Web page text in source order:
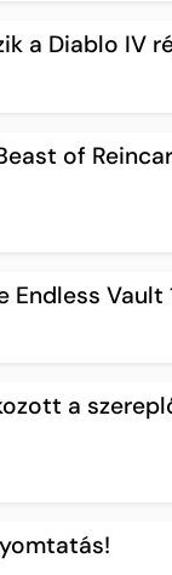
a Diablo IV
of
Endless Vault
a